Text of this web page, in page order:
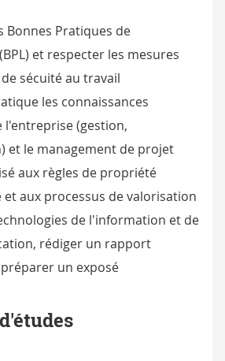
Bonnes Pratiques de
et respecter les mesures
sécuité au travail
les connaissances
l'entreprise (gestion,
et le management de projet
aux règles de propriété
aux processus de valorisation
de l'information et de
rédiger un rapport
un exposé